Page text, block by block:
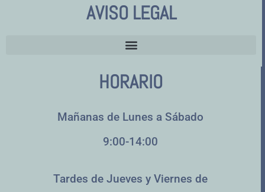
AVISO LEGAL
HORARIO
Mañanas de Lunes a Sábado
9:00-14:00
Tardes de Jueves y Viernes de